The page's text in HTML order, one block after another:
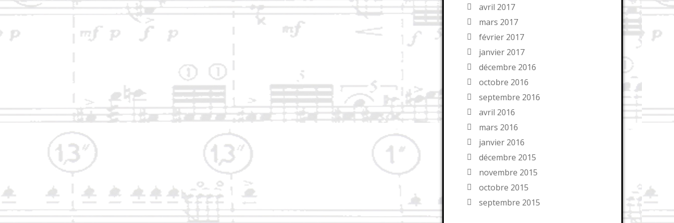
avril 2017
mars 2017
février 2017
janvier 2017
décembre 2016
octobre 2016
septembre 2016
avril 2016
mars 2016
janvier 2016
décembre 2015
novembre 2015
octobre 2015
septembre 2015